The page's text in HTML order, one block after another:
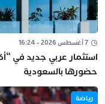
7 أغسطس 2026 - 16:24
حضورها بالسعودية
رياضة